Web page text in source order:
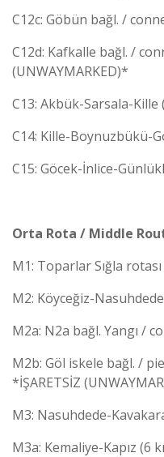
C12c: Göbün bağl. /
C12d: Kafkalle bağl. /
(UNWAYMARKED)*
C13: Akbük-Sarsala-Kille
C14: Kille-Boynuzbükü-
C15: Göcek-İnlice-
Orta Rota / Middle
M1: Toparlar Sığla
M2: Köyceğiz-
M2a: N2a bağl. Yangı /
M2b: Göl iskele bağl. /
*İŞARETSİZ
M3: Nasuhdede-
M3a: Kemaliye-Kapız (6